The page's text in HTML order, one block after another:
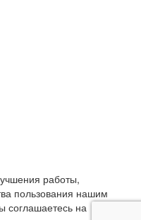
работы,
пользования нашим
соглашаетесь на